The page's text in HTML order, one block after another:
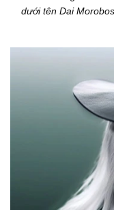
dưới tên Dai